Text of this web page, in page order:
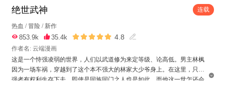
绝世武神 连载
热血 / 冒险 / 新作
 853.9k 35.4k  4.8 
作者名: 云端漫画
这是一个恃强凌弱的世界，人们以武道修为来定等级、论高低。男主林枫
因为一场车祸，穿越到了这个本不强大的林家大少爷身上。在这里，只有
强者有权利生存下去，即使是同族同门之人也是如此。而他这一世怎还会
